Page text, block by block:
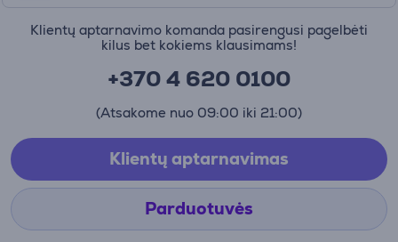
Klientų aptarnavimo komanda pasirengusi pagelbėti
kilus bet kokiems klausimams!
+370 4 620 0100
(Atsakome nuo 09:00 iki 21:00)
Klientų aptarnavimas
Parduotuvės